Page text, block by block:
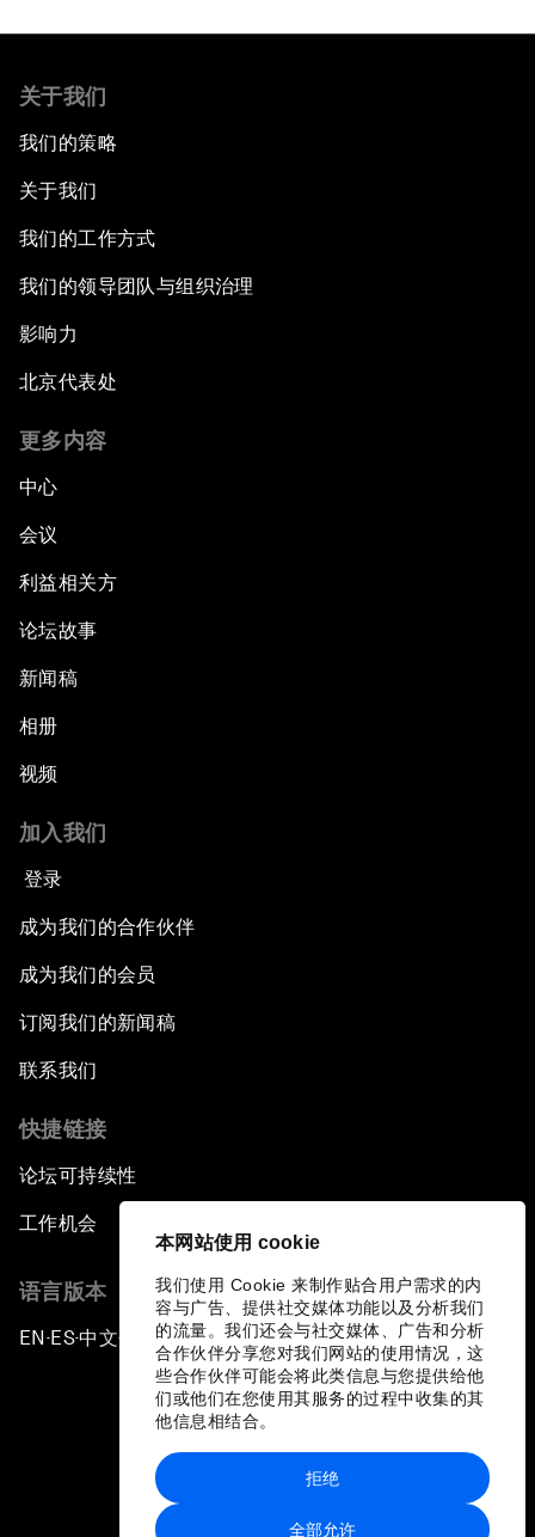
本网站使用 cookie
我们使用 Cookie 来制作贴合用户需求的内
容与广告、提供社交媒体功能以及分析我们
的流量。我们还会与社交媒体、广告和分析
合作伙伴分享您对我们网站的使用情况，这
些合作伙伴可能会将此类信息与您提供给他
们或他们在您使用其服务的过程中收集的其
他信息相结合。
全部允许
拒绝
关于我们
我们的策略
关于我们
我们的工作方式
我们的领导团队与组织治理
影响力
北京代表处
更多内容
中心
会议
利益相关方
论坛故事
新闻稿
相册
视频
加入我们
登录
成为我们的合作伙伴
成为我们的会员
订阅我们的新闻稿
联系我们
快捷链接
论坛可持续性
工作机会
语言版本
EN ▪ ES▪中文▪ 日本語